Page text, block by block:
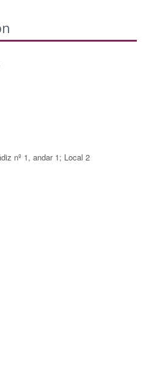
nº 1, andar 1; Local 2